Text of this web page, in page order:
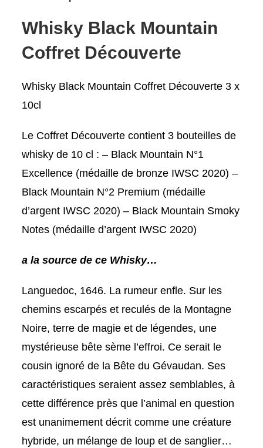
Whisky Black Mountain
Coffret Découverte
Whisky Black Mountain Coffret Découverte 3 x
10cl
Le Coffret Découverte contient 3 bouteilles de
whisky de 10 cl : – Black Mountain N°1
Excellence (médaille de bronze IWSC 2020) –
Black Mountain N°2 Premium (médaille
d’argent IWSC 2020) – Black Mountain Smoky
Notes (médaille d’argent IWSC 2020)
a la source de ce Whisky…
Languedoc, 1646. La rumeur enfle. Sur les
chemins escarpés et reculés de la Montagne
Noire, terre de magie et de légendes, une
mystérieuse bête sème l’effroi. Ce serait le
cousin ignoré de la Bête du Gévaudan. Ses
caractéristiques seraient assez semblables, à
cette différence près que l’animal en question
est unanimement décrit comme une créature
hybride, un mélange de loup et de sanglier…